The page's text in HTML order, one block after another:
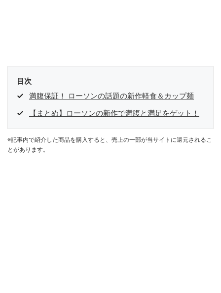
目次
満腹保証！ ローソンの話題の新作軽食＆カップ麺
【まとめ】ローソンの新作で満腹と満足をゲット！
※記事内で紹介した商品を購入すると、売上の一部が当サイトに還元されるこ
とがあります。